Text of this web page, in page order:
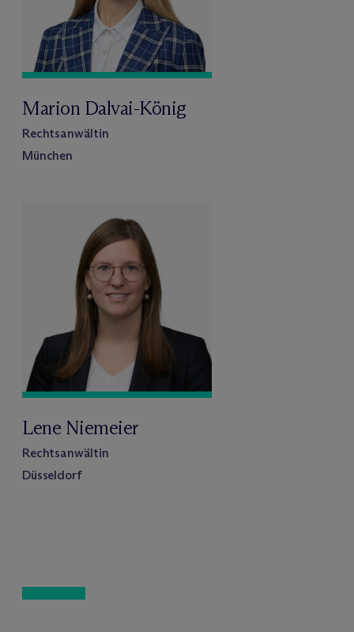
Marion Dalvai-König
Rechtsanwältin
München
Lene Niemeier
Rechtsanwältin
Düsseldorf